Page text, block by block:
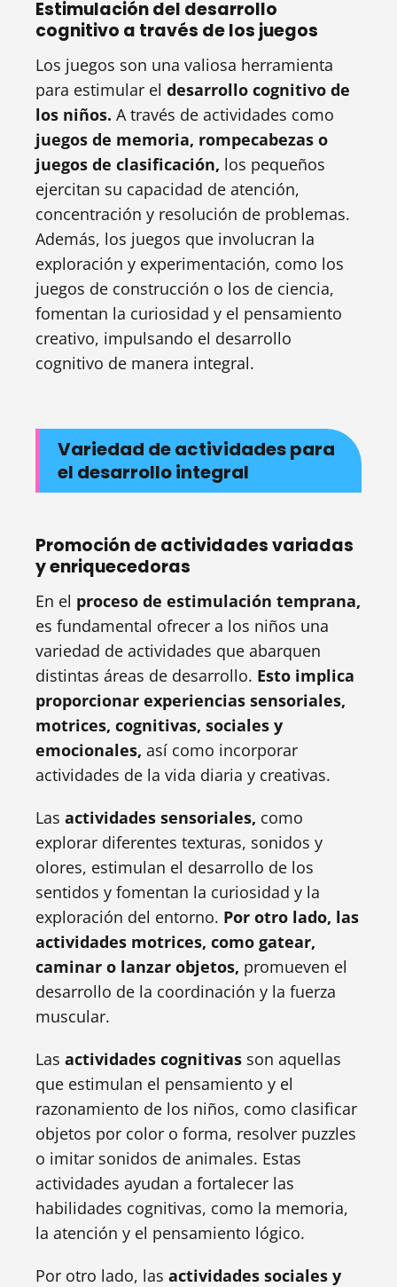
Estimulación del desarrollo
cognitivo a través de los juegos
Los juegos son una valiosa herramienta
para estimular el desarrollo cognitivo de
los niños. A través de actividades como
juegos de memoria, rompecabezas o
juegos de clasificación, los pequeños
ejercitan su capacidad de atención,
concentración y resolución de problemas.
Además, los juegos que involucran la
exploración y experimentación, como los
juegos de construcción o los de ciencia,
fomentan la curiosidad y el pensamiento
creativo, impulsando el desarrollo
cognitivo de manera integral.
Variedad de actividades para
el desarrollo integral
Promoción de actividades variadas
y enriquecedoras
En el proceso de estimulación temprana,
es fundamental ofrecer a los niños una
variedad de actividades que abarquen
distintas áreas de desarrollo. Esto implica
proporcionar experiencias sensoriales,
motrices, cognitivas, sociales y
emocionales, así como incorporar
actividades de la vida diaria y creativas.
Las actividades sensoriales, como
explorar diferentes texturas, sonidos y
olores, estimulan el desarrollo de los
sentidos y fomentan la curiosidad y la
exploración del entorno. Por otro lado, las
actividades motrices, como gatear,
caminar o lanzar objetos, promueven el
desarrollo de la coordinación y la fuerza
muscular.
Las actividades cognitivas son aquellas
que estimulan el pensamiento y el
razonamiento de los niños, como clasificar
objetos por color o forma, resolver puzzles
o imitar sonidos de animales. Estas
actividades ayudan a fortalecer las
habilidades cognitivas, como la memoria,
la atención y el pensamiento lógico.
Por otro lado, las actividades sociales y